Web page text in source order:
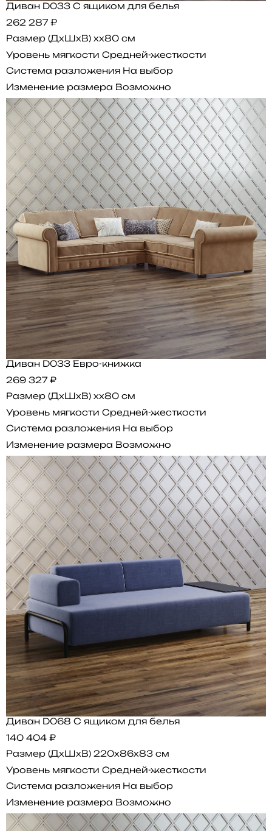
Диван D033 С ящиком для белья
262 287 ₽
Размер (ДхШхВ) xx80 см
Уровень мягкости Средней-жесткости
Система разложения На выбор
Изменение размера Возможно
Диван D033 Евро-книжка
269 327 ₽
Размер (ДхШхВ) xx80 см
Уровень мягкости Средней-жесткости
Система разложения На выбор
Изменение размера Возможно
Диван D068 С ящиком для белья
140 404 ₽
Размер (ДхШхВ) 220x86x83 см
Уровень мягкости Средней-жесткости
Система разложения На выбор
Изменение размера Возможно